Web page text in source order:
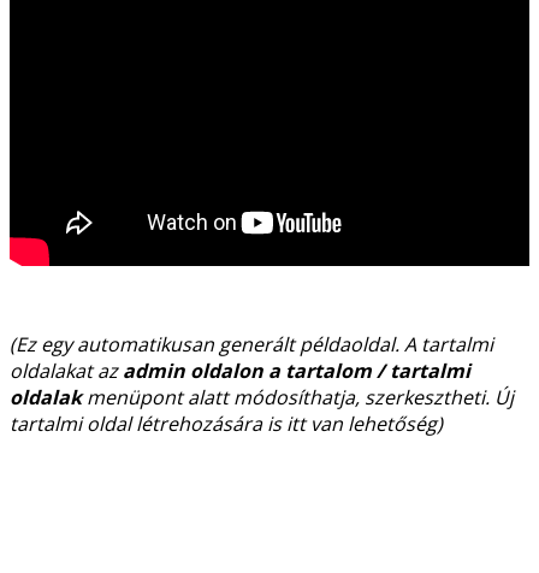
(Ez egy automatikusan generált példaoldal. A tartalmi
oldalakat azadmin oldalon a tartalom / tartalmi
oldalakmenüpont alatt módosíthatja, szerkesztheti. Új
tartalmi oldal létrehozására is itt van lehetőség)